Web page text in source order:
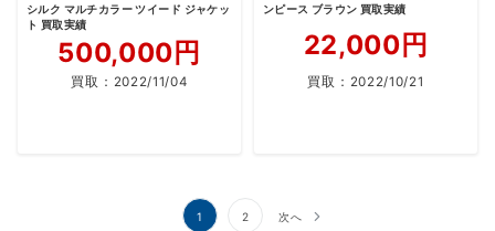
シルク マルチカラー ツイード ジャケッ
ト 買取実績
500,000円
買取： 2022/11/04
ンピース ブラウン 買取実績
22,000円
買取： 2022/10/21
1 2 次へ